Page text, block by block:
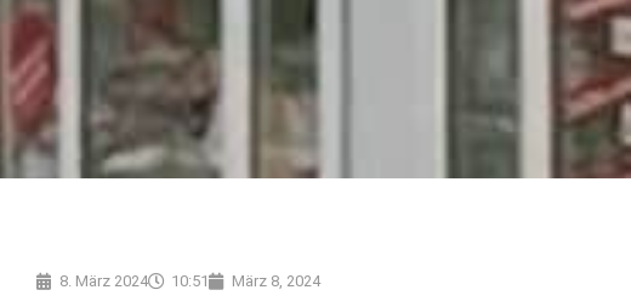
8. März 2024 10:51 März 8, 2024